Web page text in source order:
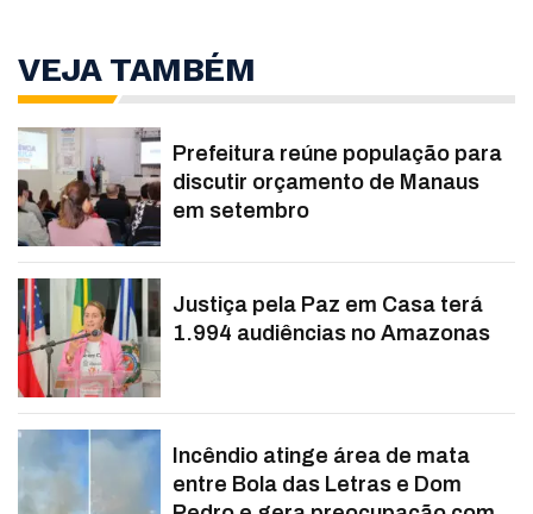
VEJA TAMBÉM
Prefeitura reúne população para
discutir orçamento de Manaus
em setembro
Justiça pela Paz em Casa terá
1.994 audiências no Amazonas
Incêndio atinge área de mata
entre Bola das Letras e Dom